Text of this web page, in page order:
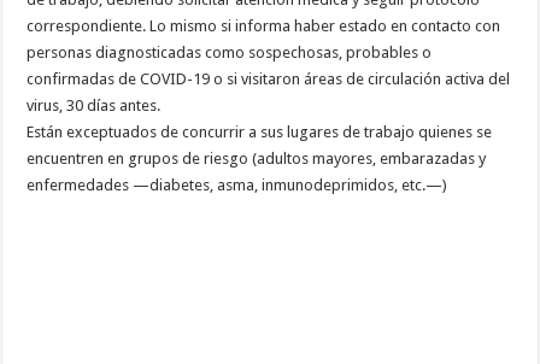
correspondiente. Lo mismo si informa haber estado en contacto con
personas diagnosticadas como sospechosas, probables o
confirmadas de COVID-19 o si visitaron áreas de circulación activa del
virus, 30 días antes.
Están exceptuados de concurrir a sus lugares de trabajo quienes se
encuentren en grupos de riesgo (adultos mayores, embarazadas y
enfermedades —diabetes, asma, inmunodeprimidos, etc.—)